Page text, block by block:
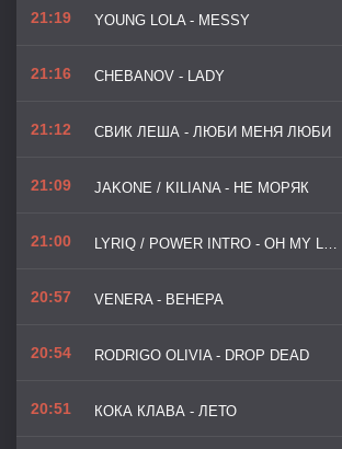
21:19 YOUNG LOLA - MESSY
21:16 CHEBANOV - LADY
21:12 СВИК ЛЕША - ЛЮБИ МЕНЯ ЛЮБИ
21:09 JAKONE / KILIANA - НЕ МОРЯК
21:00 LYRIQ / POWER INTRO - OH MY LOVE
20:57 VENERA - ВЕНЕРА
20:54 RODRIGO OLIVIA - DROP DEAD
20:51 КОКА КЛАВА - ЛЕТО